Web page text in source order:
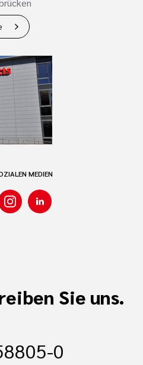
MEDIEN
Sie uns.
0